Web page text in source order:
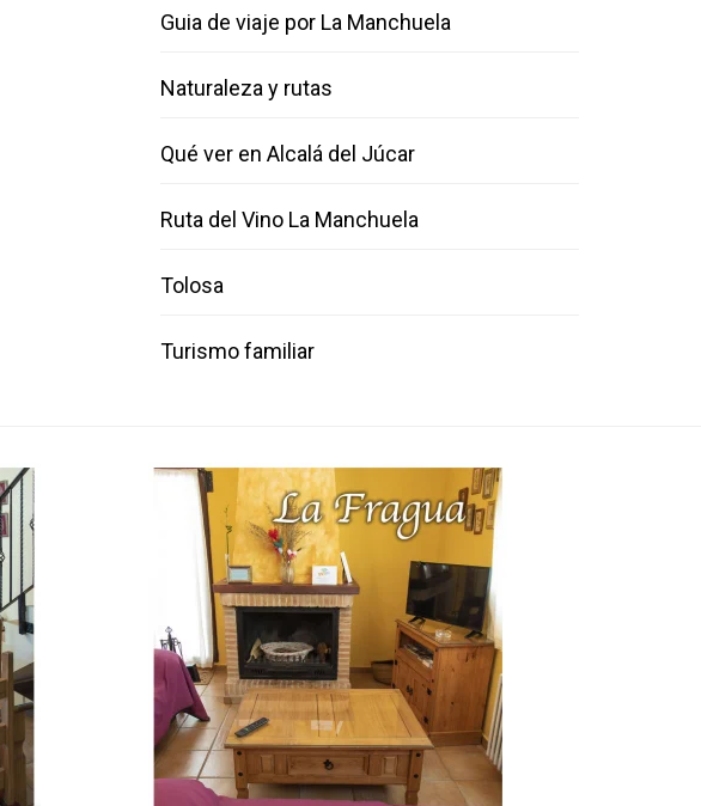
Guia de viaje por La Manchuela
Naturaleza y rutas
Qué ver en Alcalá del Júcar
Ruta del Vino La Manchuela
Tolosa
Turismo familiar